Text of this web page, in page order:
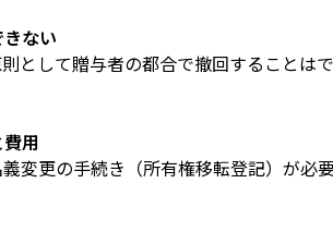
ない
として贈与者の都合で撤回することは
用
変更の手続き（所有権移転登記）が必